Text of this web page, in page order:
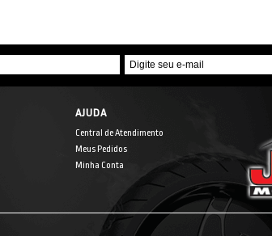
AJUDA
Central de Atendimento
Meus Pedidos
Minha Conta